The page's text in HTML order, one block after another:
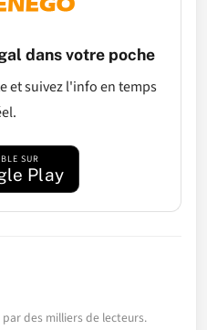
dans votre poche
et suivez l'info en temps
SUR
Play
des milliers de lecteurs.